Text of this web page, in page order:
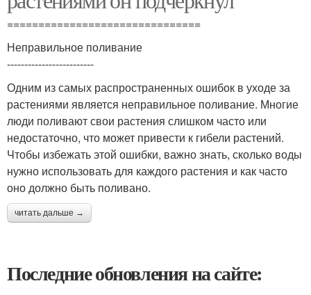
===============================
Неправильное поливание
-------------------------
Одним из самых распространенных ошибок в уходе за
растениями является неправильное поливание. Многие
люди поливают свои растения слишком часто или
недостаточно, что может привести к гибели растений.
Чтобы избежать этой ошибки, важно знать, сколько воды
нужно использовать для каждого растения и как часто
оно должно быть поливано.
читать дальше →
Последние обновления на сайте: